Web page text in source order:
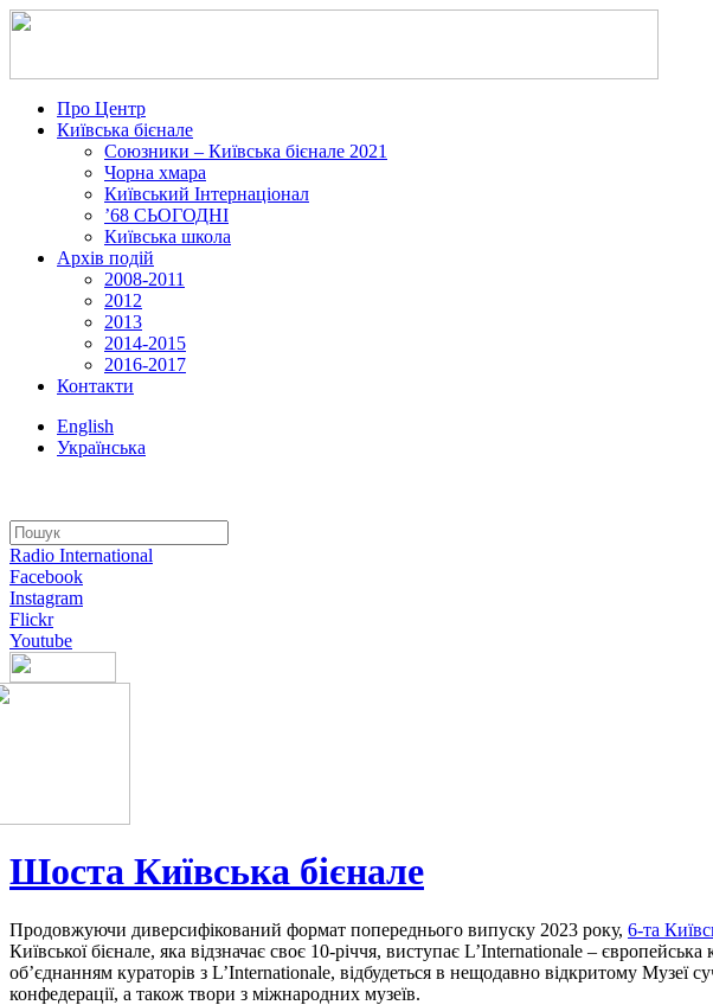
Про Центр
Київська бієнале
Союзники – Київська бієнале 2021
Чорна хмара
Київський Інтернаціонал
’68 СЬОГОДНІ
Київська школа
Архів подій
2008-2011
2012
2013
2014-2015
2016-2017
Контакти
English
Українська
Radio International
Facebook
Instagram
Flickr
Youtube
Шоста Київська бієнале
Продовжуючи диверсифікований формат попереднього випуску 2023 року, 6-та
Київської бієнале, яка відзначає своє 10-річчя, виступає L’Internationale –
об’єднанням кураторів з L’Internationale, відбудеться в нещодавно відкритому Музеї
конфедерації, а також твори з міжнародних музеїв.